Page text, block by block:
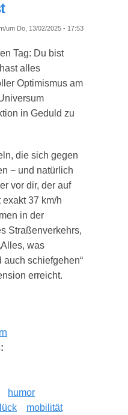
um Do, 13/02/2025 - 17:53
Tag: Du bist
alles
Optimismus am
in Geduld zu
die sich gegen
− und natürlich
vor dir, der auf
37 km/h
in der
Straßenverkehrs,
was
schiefgehen“
erreicht.
humor
mobilität